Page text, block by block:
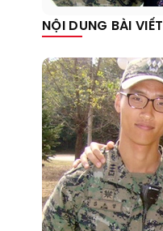
NỘI DUNG BÀI VIẾT